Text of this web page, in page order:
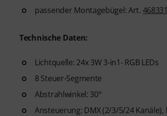
passender Montagebügel: Art. 468331
Technische Daten:
Lichtquelle: 24x 3W 3-in1- RGB LEDs
8 Steuer-Segmente
Abstrahlwinkel: 30°
Ansteuerung: DMX (2/3/5/24